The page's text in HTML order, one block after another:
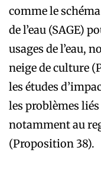
comme le
de l’eau (SAGE)
usages de l’eau,
neige de culture
les études
les problèmes
notamment au
(Proposition 38).